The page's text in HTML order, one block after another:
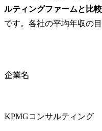
ルティングファームと比
です。各社の平均年収の
企業名
KPMGコンサルティング